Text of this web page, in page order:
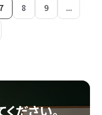
7 8 9
...
ださい。